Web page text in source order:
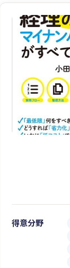
得意分野